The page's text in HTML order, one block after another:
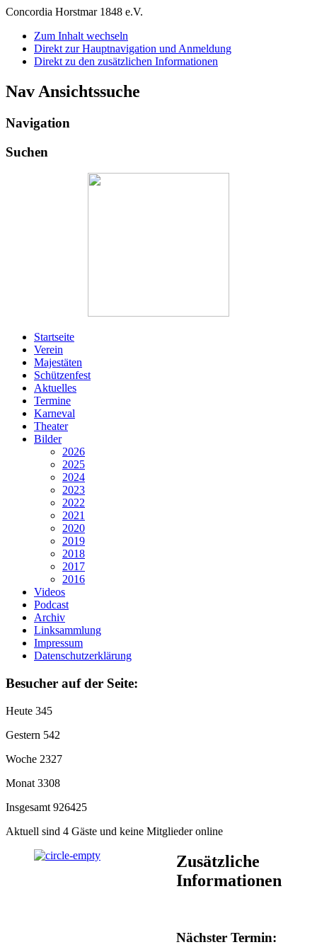
Concordia Horstmar 1848 e.V.
Zum Inhalt wechseln
Direkt zur Hauptnavigation und Anmeldung
Direkt zu den zusätzlichen Informationen
Nav Ansichtssuche
Navigation
Suchen
Startseite
Verein
Majestäten
Schützenfest
Aktuelles
Termine
Karneval
Theater
Bilder
2026
2025
2024
2023
2022
2021
2020
2019
2018
2017
2016
Videos
Podcast
Archiv
Linksammlung
Impressum
Datenschutzerklärung
Besucher auf der Seite:
Heute 345
Gestern 542
Woche 2327
Monat 3308
Insgesamt 926425
Aktuell sind 4 Gäste und keine Mitglieder online
Zusätzliche
Informationen
Nächster Termin: